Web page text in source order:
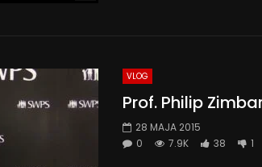
VLOG
Prof. Philip
28 MAJA 2015
0
7.9K 38 1